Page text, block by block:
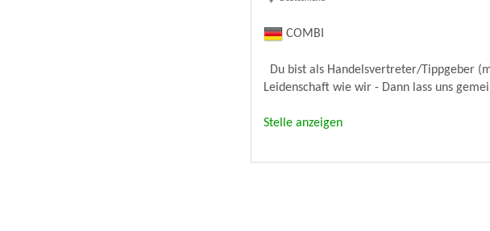
COMBI
Du bist als Handelsvertreter/Tippgeber
Leidenschaft wie wir - Dann lass uns
Stelle anzeigen